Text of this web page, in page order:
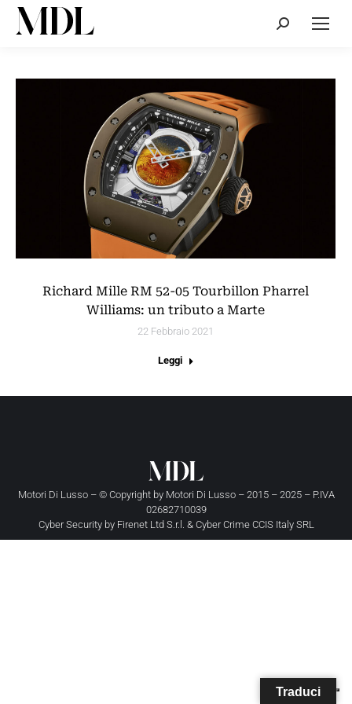
Cerca:
Richard Mille RM 52-05 Tourbillon Pharrel
Williams: un tributo a Marte
22 Febbraio 2021
Leggi
Motori Di Lusso – © Copyright by Motori Di Lusso– 2015 – 2025 – P.IVA
02682710039
Cyber Security by Firenet Ltd S.r.l. & Cyber Crime CCIS Italy SRL
Traduci